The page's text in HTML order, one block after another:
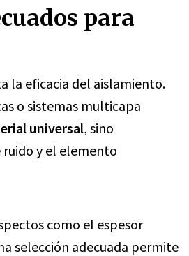
para
la eficacia del aislamiento.
o sistemas multicapa
universal, sino
y el elemento
como el espesor
selección adecuada permite